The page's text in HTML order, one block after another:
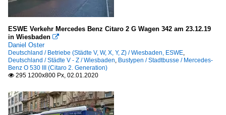
ESWE Verkehr Mercedes Benz Citaro 2 G Wagen 342 am 23.12.19
in Wiesbaden 
Daniel Oster
Deutschland / Betriebe (Städte V, W, X, Y, Z) / Wiesbaden, ESWE,
Deutschland / Städte V - Z / Wiesbaden, Bustypen / Stadtbusse / Mercedes-
Benz O 530 III (Citaro 2. Generation)
 295 1200x800 Px, 02.01.2020